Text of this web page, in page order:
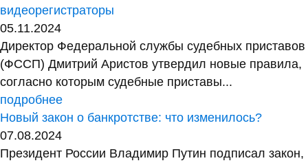
видеорегистраторы
05.11.2024
Директор Федеральной службы судебных приставов
(ФССП) Дмитрий Аристов утвердил новые правила,
согласно которым судебные приставы...
подробнее
Новый закон о банкротстве: что изменилось?
07.08.2024
Президент России Владимир Путин подписал закон,